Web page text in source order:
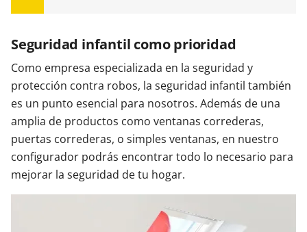
Seguridad infantil como prioridad
Como empresa especializada en la seguridad y
protección contra robos, la seguridad infantil también
es un punto esencial para nosotros. Además de una
amplia de productos como ventanas correderas,
puertas correderas, o simples ventanas, en nuestro
configurador podrás encontrar todo lo necesario para
mejorar la seguridad de tu hogar.